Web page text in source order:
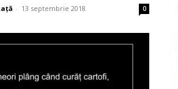
- 13 septembrie 2018 0